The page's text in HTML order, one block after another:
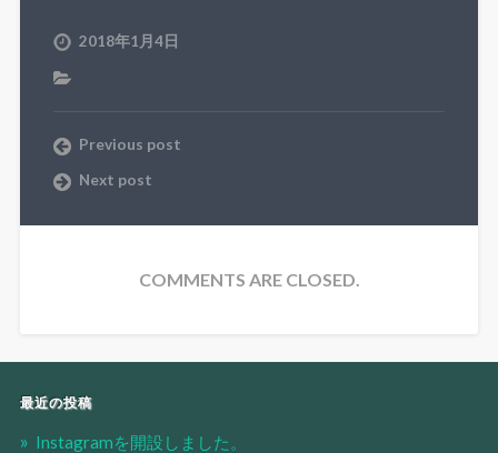
2018年1月4日
Previous post
Next post
COMMENTS ARE CLOSED.
最近の投稿
Instagramを開設しました。